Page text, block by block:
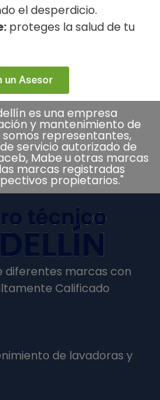
el desperdicio.
proteges la salud de tu
un Asesor
es una empresa
y mantenimiento de
representantes,
servicio autorizado de
Mabe u otras marcas
marcas registradas
propietarios."
diferentes marcas con
Calificado
de lavadoras y